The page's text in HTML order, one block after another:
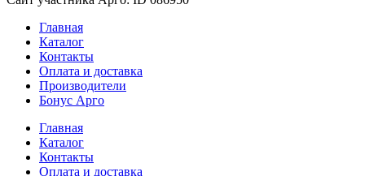
Главная
Каталог
Контакты
Оплата и доставка
Производители
Бонус Арго
Главная
Каталог
Контакты
Оплата и доставка